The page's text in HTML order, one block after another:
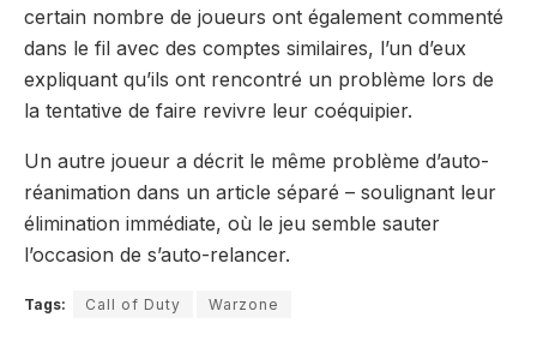
certain nombre de joueurs ont également commenté
dans le fil avec des comptes similaires, l’un d’eux
expliquant qu’ils ont rencontré un problème lors de
la tentative de faire revivre leur coéquipier.
Un autre joueur a décrit le même problème d’auto-
réanimation dans un article séparé – soulignant leur
élimination immédiate, où le jeu semble sauter
l’occasion de s’auto-relancer.
Tags: Call of Duty Warzone